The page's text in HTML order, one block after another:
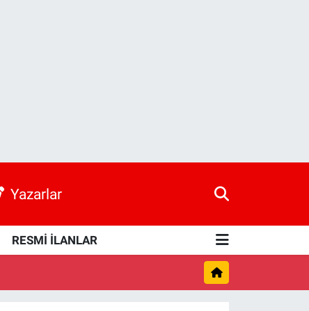
Yazarlar
RESMİ İLANLAR